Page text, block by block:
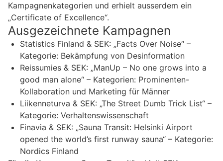
Kampagnenkategorien und erhielt ausserdem ein
„Certificate of Excellence“.
Ausgezeichnete Kampagnen
Statistics Finland & SEK: „Facts Over Noise“ –
Kategorie: Bekämpfung von Desinformation
Reissumies & SEK: „ManUp – No one grows into a
good man alone“ – Kategorien: Prominenten-
Kollaboration und Marketing für Männer
Liikenneturva & SEK: „The Street Dumb Trick List“ –
Kategorie: Verhaltenswissenschaft
Finavia & SEK: „Sauna Transit: Helsinki Airport
opened the world’s first runway sauna“ – Kategorie:
Nordics Finland